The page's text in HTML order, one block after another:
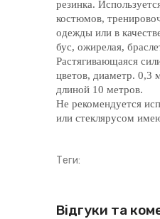
резинка.
костюмов,
одежды или в
бус, ожирелая,
Растягивающаяся
цветов, диаметр. 0,3
длиной 10 метров.
Не рекомендуется
или стеклярусом
Теги:
Відгуки та